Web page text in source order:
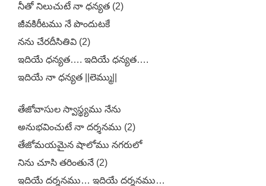
నీతో నిలుచుటే నా ధన్యత (2)
జీవకిరీటము నే పొందుటకే
నను చేరదీసితివి (2)
ఇదియే ధన్యత…. ఇదియే ధన్యత….
ఇదియే నా ధన్యత ||లెమ్ము||
తేజోవాసుల స్వాస్థ్యము నేను
అనుభవించుటే నా దర్శనము (2)
తేజోమయమైన షాలోము నగరులో
నిను చూసి తరింతునే (2)
ఇదియే దర్శనము… ఇదియే దర్శనము…